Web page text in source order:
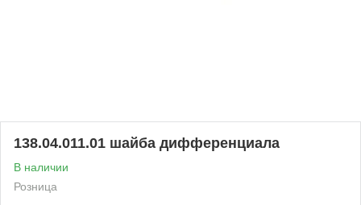
138.04.011.01 шайба дифференциала
В наличии
Розница